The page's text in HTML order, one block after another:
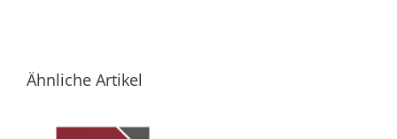
Ähnliche Artikel